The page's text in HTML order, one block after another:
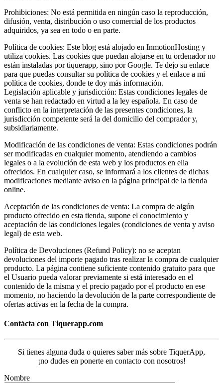
Prohibiciones: No está permitida en ningún caso la reproducción,
difusión, venta, distribución o uso comercial de los productos
adquiridos, ya sea en todo o en parte.
Política de cookies: Este blog está alojado en InmotionHosting y
utiliza cookies. Las cookies que puedan alojarse en tu ordenador no
están instaladas por tiquerapp, sino por Google. Te dejo su enlace
para que puedas consultar su política de cookies y el enlace a mi
política de cookies, donde te doy más información.
Legislación aplicable y jurisdicción: Estas condiciones legales de
venta se han redactado en virtud a la ley española. En caso de
conflicto en la interpretación de las presentes condiciones, la
jurisdicción competente será la del domicilio del comprador y,
subsidiariamente.
Modificación de las condiciones de venta: Estas condiciones podrán
ser modificadas en cualquier momento, atendiendo a cambios
legales o a la evolución de esta web y los productos en ella
ofrecidos. En cualquier caso, se informará a los clientes de dichas
modificaciones mediante aviso en la página principal de la tienda
online.
Aceptación de las condiciones de venta: La compra de algún
producto ofrecido en esta tienda, supone el conocimiento y
aceptación de las condiciones legales (condiciones de venta y aviso
legal) de esta web.
Política de Devoluciones (Refund Policy): no se aceptan
devoluciones del importe pagado tras realizar la compra de cualquier
producto. La página contiene suficiente contenido gratuito para que
el Usuario pueda valorar previamente si está interesado en el
contenido de la misma y el precio pagado por el producto en ese
momento, no haciendo la devolución de la parte correspondiente de
ofertas activas en la fecha de la compra.
Contácta con Tiquerapp.com
Si tienes alguna duda o quieres saber más sobre TiquerApp,
¡no dudes en ponerte en contacto con nosotros!
Nombre